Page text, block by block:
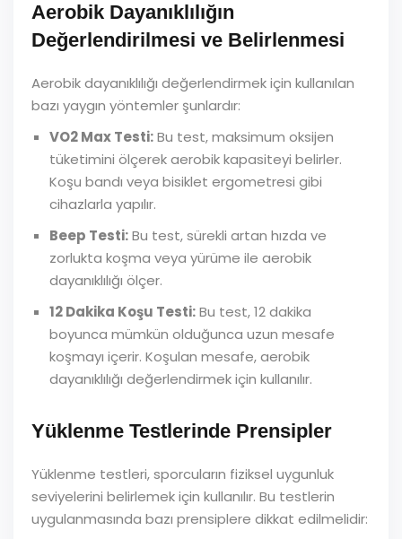
Aerobik Dayanıklılığın
Değerlendirilmesi ve Belirlenmesi
Aerobik dayanıklılığı değerlendirmek için kullanılan
bazı yaygın yöntemler şunlardır:
VO2 Max Testi:Bu test, maksimum oksijen
tüketimini ölçerek aerobik kapasiteyi belirler.
Koşu bandı veya bisiklet ergometresi gibi
cihazlarla yapılır.
Beep Testi:Bu test, sürekli artan hızda ve
zorlukta koşma veya yürüme ile aerobik
dayanıklılığı ölçer.
12 Dakika Koşu Testi:Bu test, 12 dakika
boyunca mümkün olduğunca uzun mesafe
koşmayı içerir. Koşulan mesafe, aerobik
dayanıklılığı değerlendirmek için kullanılır.
Yüklenme Testlerinde Prensipler
Yüklenme testleri, sporcuların fiziksel uygunluk
seviyelerini belirlemek için kullanılır. Bu testlerin
uygulanmasında bazı prensiplere dikkat edilmelidir: